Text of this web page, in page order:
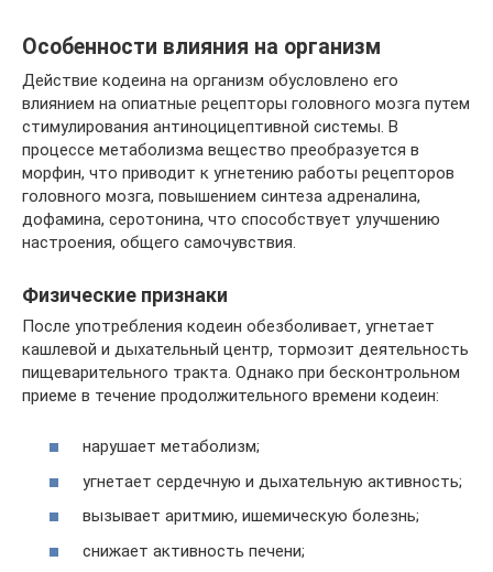
Особенности влияния на организм
Действие кодеина на организм обусловлено его
влиянием на опиатные рецепторы головного мозга путем
стимулирования антиноцицептивной системы. В
процессе метаболизма вещество преобразуется в
морфин, что приводит к угнетению работы рецепторов
головного мозга, повышением синтеза адреналина,
дофамина, серотонина, что способствует улучшению
настроения, общего самочувствия.
Физические признаки
После употребления кодеин обезболивает, угнетает
кашлевой и дыхательный центр, тормозит деятельность
пищеварительного тракта. Однако при бесконтрольном
приеме в течение продолжительного времени кодеин:
нарушает метаболизм;
угнетает сердечную и дыхательную активность;
вызывает аритмию, ишемическую болезнь;
снижает активность печени;